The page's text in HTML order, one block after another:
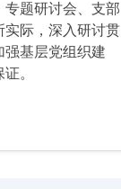
题研讨会、支部
实际，深入研讨贯
基层党组织建
。